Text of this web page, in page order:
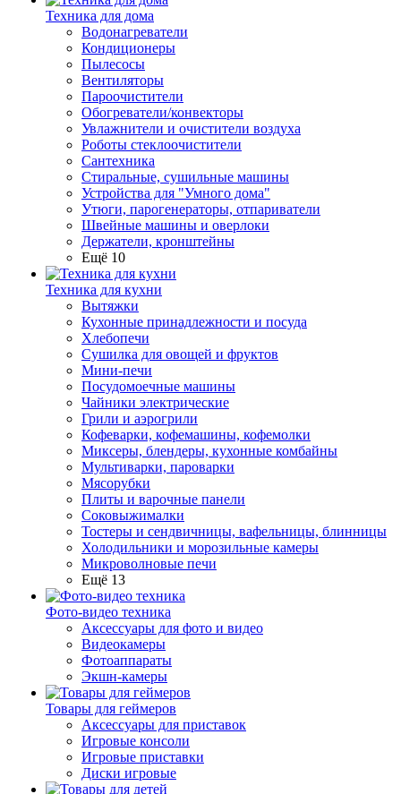
Техника для дома
Водонагреватели
Кондиционеры
Пылесосы
Вентиляторы
Пароочистители
Обогреватели/конвекторы
Увлажнители и очистители воздуха
Роботы стеклоочистители
Сантехника
Стиральные, сушильные машины
Устройства для "Умного дома"
Утюги, парогенераторы, отпариватели
Швейные машины и оверлоки
Держатели, кронштейны
Ещё 10
Техника для кухни
Вытяжки
Кухонные принадлежности и посуда
Хлебопечи
Сушилка для овощей и фруктов
Мини-печи
Посудомоечные машины
Чайники электрические
Грили и аэрогрили
Кофеварки, кофемашины, кофемолки
Миксеры, блендеры, кухонные комбайны
Мультиварки, пароварки
Мясорубки
Плиты и варочные панели
Соковыжималки
Тостеры и сендвичницы, вафельницы, блинницы
Холодильники и морозильные камеры
Микроволновые печи
Ещё 13
Фото-видео техника
Аксессуары для фото и видео
Видеокамеры
Фотоаппараты
Экшн-камеры
Товары для геймеров
Аксессуары для приставок
Игровые консоли
Игровые приставки
Диски игровые